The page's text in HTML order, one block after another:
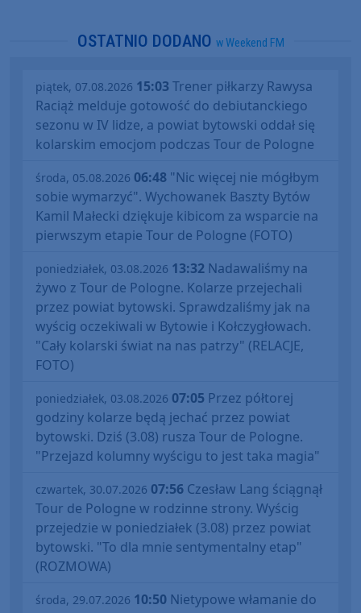
OSTATNIO DODANO w Weekend FM
piątek, 07.08.2026 15:03Trener piłkarzy Rawysa
Raciąż melduje gotowość do debiutanckiego
sezonu w IV lidze, a powiat bytowski oddał się
kolarskim emocjom podczas Tour de Pologne
środa, 05.08.2026 06:48 "Nic więcej nie mógłbym
sobie wymarzyć". Wychowanek Baszty Bytów
Kamil Małecki dziękuje kibicom za wsparcie na
pierwszym etapie Tour de Pologne (FOTO)
poniedziałek, 03.08.2026 13:32 Nadawaliśmy na
żywo z Tour de Pologne. Kolarze przejechali
przez powiat bytowski. Sprawdzaliśmy jak na
wyścig oczekiwali w Bytowie i Kołczygłowach.
"Cały kolarski świat na nas patrzy" (RELACJE,
FOTO)
poniedziałek, 03.08.2026 07:05 Przez półtorej
godziny kolarze będą jechać przez powiat
bytowski. Dziś (3.08) rusza Tour de Pologne.
"Przejazd kolumny wyścigu to jest taka magia"
czwartek, 30.07.2026 07:56 Czesław Lang ściągnął
Tour de Pologne w rodzinne strony. Wyścig
przejedzie w poniedziałek (3.08) przez powiat
bytowski. "To dla mnie sentymentalny etap"
(ROZMOWA)
środa, 29.07.2026 10:50 Nietypowe włamanie do